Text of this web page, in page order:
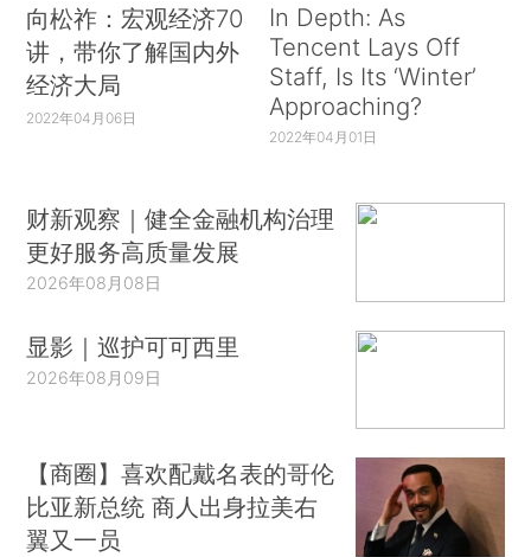
向松祚：宏观经济70
讲，带你了解国内外
经济大局
2022年04月06日
In Depth: As
Tencent Lays Off
Staff, Is Its ‘Winter’
Approaching?
2022年04月01日
财新观察｜健全金融机构治理
更好服务高质量发展
2026年08月08日
显影｜巡护可可西里
2026年08月09日
【商圈】喜欢配戴名表的哥伦
比亚新总统 商人出身拉美右
翼又一员